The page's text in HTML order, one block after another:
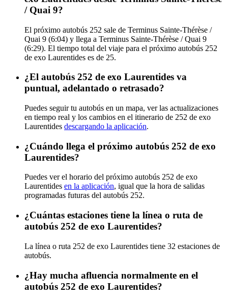
/ Quai 9?
El próximo autobús 252 sale de Terminus Sainte-Thérèse /
Quai 9 (6:04) y llega a Terminus Sainte-Thérèse / Quai 9
(6:29). El tiempo total del viaje para el próximo autobús 252
de exo Laurentides es de 25.
¿El autobús 252 de exo Laurentides va
puntual, adelantado o retrasado?
Puedes seguir tu autobús en un mapa, ver las actualizaciones
en tiempo real y los cambios en el itinerario de 252 de exo
Laurentides descargando la aplicación.
¿Cuándo llega el próximo autobús 252 de exo
Laurentides?
Puedes ver el horario del próximo autobús 252 de exo
Laurentides en la aplicación, igual que la hora de salidas
programadas futuras del autobús 252.
¿Cuántas estaciones tiene la línea o ruta de
autobús 252 de exo Laurentides?
La línea o ruta 252 de exo Laurentides tiene 32 estaciones de
autobús.
¿Hay mucha afluencia normalmente en el
autobús 252 de exo Laurentides?